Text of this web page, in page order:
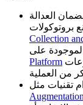
العدالة
Collection
Platform
Augmentation